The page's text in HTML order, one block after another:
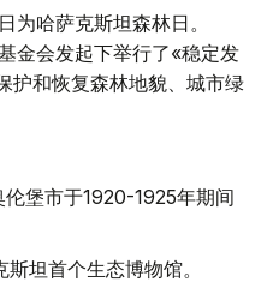
为哈萨克斯坦森林日。
金会发起下举行了«稳定发
护和恢复森林地貌、城市绿
堡市于1920-1925年期间
坦首个生态博物馆。